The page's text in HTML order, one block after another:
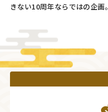
きない10周年ならではの企画。